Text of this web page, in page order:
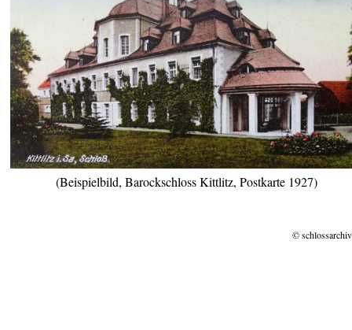
(Beispielbild, Barockschloss Kittlitz, Postkarte 1927)
©